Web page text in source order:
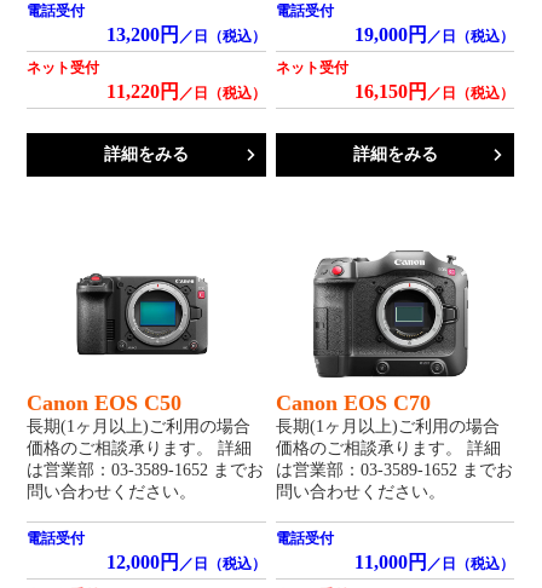
電話受付
13,200円 ／日（税込）
ネット受付
11,220円 ／日（税込）
詳細をみる
電話受付
19,000円 ／日（税込）
ネット受付
16,150円 ／日（税込）
詳細をみる
Canon EOS C50
長期(1ヶ月以上)ご利用の場合
価格のご相談承ります。 詳細
は営業部：03-3589-1652 までお
問い合わせください。
電話受付
12,000円 ／日（税込）
Canon EOS C70
長期(1ヶ月以上)ご利用の場合
価格のご相談承ります。 詳細
は営業部：03-3589-1652 までお
問い合わせください。
電話受付
11,000円 ／日（税込）